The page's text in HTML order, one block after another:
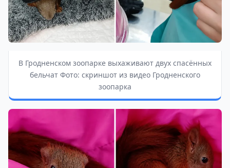
В Гродненском зоопарке выхаживают двух спасённых
бельчат Фото: скриншот из видео Гродненского
зоопарка